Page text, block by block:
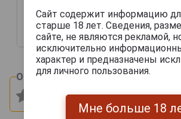
1990г 0.7л в подарочной
упаковке
14 045 руб.
Оцените и напишите отзыв:
Сайт содержит информацию
старше 18 лет. Сведения,
сайте, не являются рекламой,
исключительно
характер и предназначены
для личного пользования.
Мне больше 18